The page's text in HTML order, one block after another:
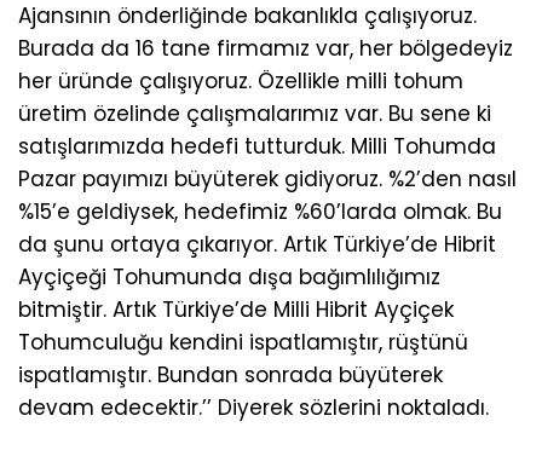
Ajansının önderliğinde bakanlıkla çalışıyoruz.
Burada da 16 tane firmamız var, her bölgedeyiz
her üründe çalışıyoruz. Özellikle milli tohum
üretim özelinde çalışmalarımız var. Bu sene ki
satışlarımızda hedefi tutturduk. Milli Tohumda
Pazar payımızı büyüterek gidiyoruz. %2’den nasıl
%15’e geldiysek, hedefimiz %60’larda olmak. Bu
da şunu ortaya çıkarıyor. Artık Türkiye’de Hibrit
Ayçiçeği Tohumunda dışa bağımlılığımız
bitmiştir. Artık Türkiye’de Milli Hibrit Ayçiçek
Tohumculuğu kendini ispatlamıştır, rüştünü
ispatlamıştır. Bundan sonrada büyüterek
devam edecektir.’’ Diyerek sözlerini noktaladı.